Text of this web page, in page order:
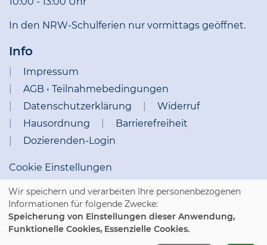
In den NRW-Schulferien nur vormittags geöffnet.
Info
Impressum
AGB • Teilnahmebedingungen
Datenschutzerklärung
Widerruf
Hausordnung
Barrierefreiheit
Dozierenden-Login
Cookie Einstellungen
Wir speichern und verarbeiten Ihre personenbezogenen
Informationen für folgende Zwecke:
Speicherung von Einstellungen dieser Anwendung,
Funktionelle Cookies, Essenzielle Cookies.